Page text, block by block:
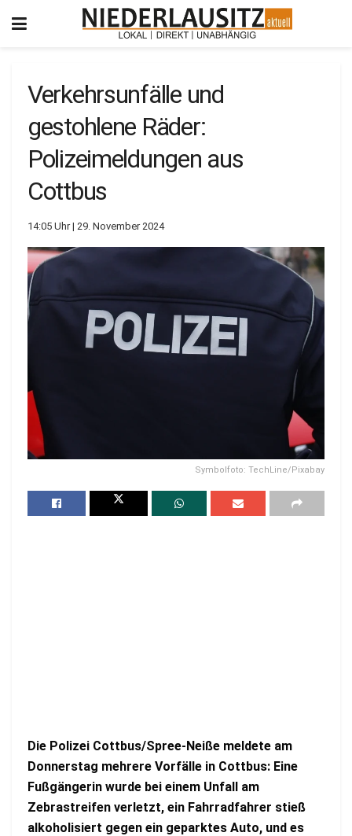
Verkehrsunfälle und
gestohlene Räder:
Polizeimeldungen aus
Cottbus
14:05 Uhr | 29. November 2024
Symbolfoto: TechLine/Pixabay
Die Polizei Cottbus/Spree-Neiße meldete am
Donnerstag mehrere Vorfälle in Cottbus: Eine
Fußgängerin wurde bei einem Unfall am
Zebrastreifen verletzt, ein Fahrradfahrer stieß
alkoholisiert gegen ein geparktes Auto, und es